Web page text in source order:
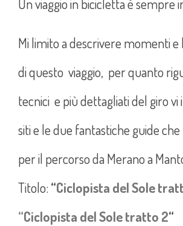
Mi limito a descrivere momenti e
di questo viaggio, per quanto
tecnici e più dettagliati del giro vi
siti e le due fantastiche guide
per il percorso da Merano a
Titolo: “Ciclopista del Sole
“Ciclopista del Sole tratto 2“